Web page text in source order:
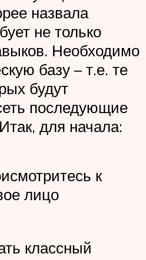
назвала
не только
Необходимо
базу – т.е. те
будут
последующие
для начала:
к
лицо
классный